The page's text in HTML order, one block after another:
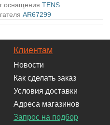
оснащения TENS
AR67299
Клиентам
Новости
Как сделать заказ
Условия доставки
Адреса магазинов
Запрос на подбор